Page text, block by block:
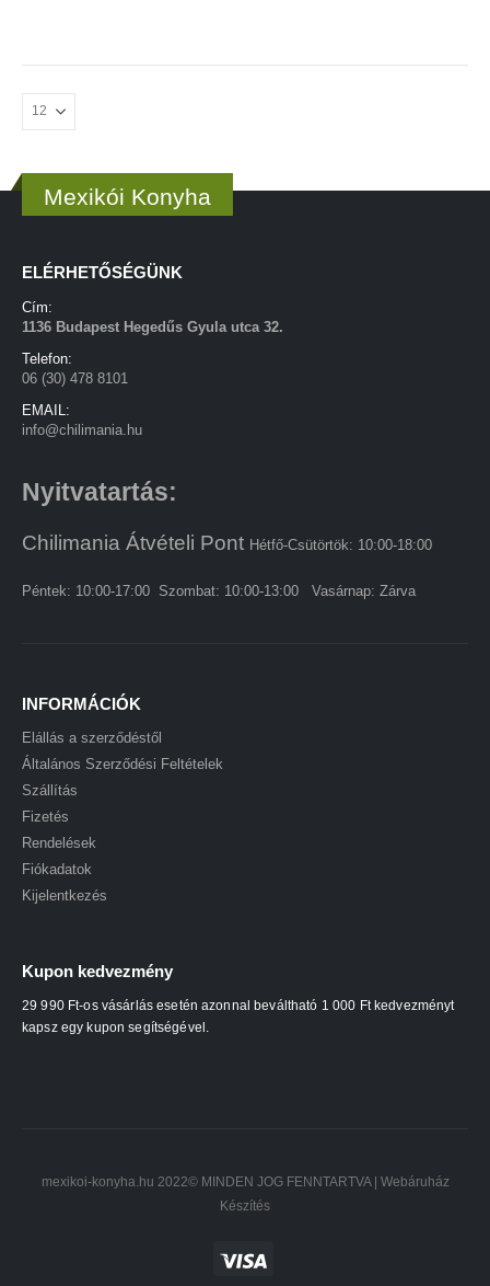
Mexikói Konyha
ELÉRHETŐSÉGÜNK
Cím:
1136 Budapest Hegedűs Gyula utca 32.
Telefon:
06 (30) 478 8101
EMAIL:
info@chilimania.hu
Nyitvatartás:
Chilimania Átvételi Pont Hétfő-Csütörtök: 10:00-18:00
Péntek: 10:00-17:00 Szombat: 10:00-13:00 Vasárnap: Zárva
INFORMÁCIÓK
Elállás a szerződéstől
Általános Szerződési Feltételek
Szállítás
Fizetés
Rendelések
Fiókadatok
Kijelentkezés
Kupon kedvezmény
29 990 Ft-os vásárlás esetén azonnal beváltható 1 000 Ft kedvezményt
kapsz egy kupon segítségével.
mexikoi-konyha.hu 2022© MINDEN JOG FENNTARTVA | Webáruház
Készítés